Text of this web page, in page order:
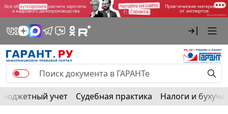
Бюджетный учет Судебная практика Налоги и